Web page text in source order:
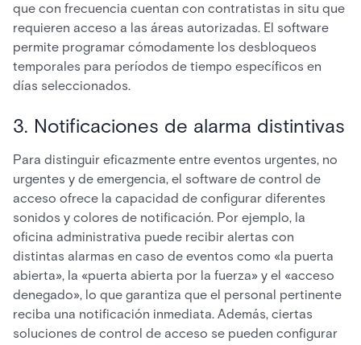
que con frecuencia cuentan con contratistas in situ que
requieren acceso a las áreas autorizadas. El software
permite programar cómodamente los desbloqueos
temporales para períodos de tiempo específicos en
días seleccionados.
3. Notificaciones de alarma distintivas
Para distinguir eficazmente entre eventos urgentes, no
urgentes y de emergencia, el software de control de
acceso ofrece la capacidad de configurar diferentes
sonidos y colores de notificación. Por ejemplo, la
oficina administrativa puede recibir alertas con
distintas alarmas en caso de eventos como «la puerta
abierta», la «puerta abierta por la fuerza» y el «acceso
denegado», lo que garantiza que el personal pertinente
reciba una notificación inmediata. Además, ciertas
soluciones de control de acceso se pueden configurar